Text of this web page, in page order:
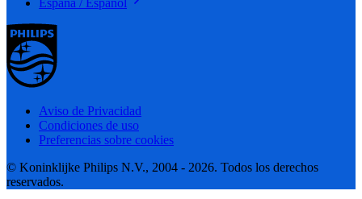
Aviso de Privacidad
Condiciones de uso
Preferencias sobre cookies
© Koninklijke Philips N.V., 2004 - 2026. Todos los derechos
reservados.